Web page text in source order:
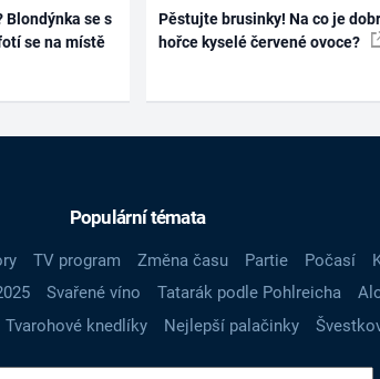
Blondýnka se s
se na místě
Pěstujte brusinky! Na co je
hořce kyselé červené ovoce?
Populární témata
TV program Změna času Partie Počasí
Svařené víno Tatarák podle Pohlreicha
Tvarohové knedlíky Nejlepší palačinky